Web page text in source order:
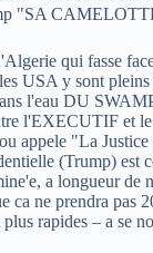
"SA
qui fasse
USA y sont pleins
l'eau DU
l'EXECUTIF et
appele "La
(Trump) est
a longueur
ca ne prendra pas
rapides – a se